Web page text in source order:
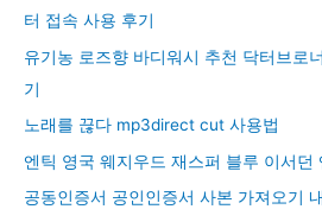
터 접속 사용 후기
유기농 로즈향 바디워시 추천 닥터브로
기
노래를 끊다 mp3direct cut 사용법
엔틱 영국 웨지우드 재스퍼 블루 이서던
공동인증서 공인인증서 사본 가져오기